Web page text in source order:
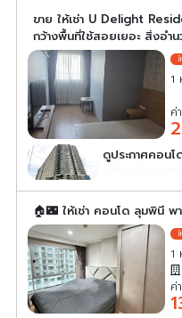
ขาย ให้เช่า U Delight
กว้างพื้นที่ใช้สอยเยอะ สิ่งอำ
1
ค่
ดูประกาศคอน
เลือกดูประกาศค
🏠🌃 ให้เช่า คอนโด ลุมพินี พ
1
ค่